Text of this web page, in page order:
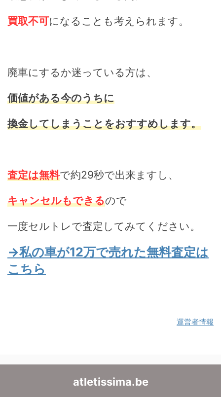
買取不可になることも考えられます。
廃車にするか迷っている方は、
価値がある今のうちに
換金してしまうことをおすすめします。
査定は無料で約29秒で出来ますし、
キャンセルもできるので
一度セルトレで査定してみてください。
→私の車が12万で売れた無料査定は
こちら
運営者情報
atletissima.be